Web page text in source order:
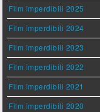
Film imperdibili 2025
Film imperdibili 2024
Film imperdibili 2023
Film imperdibili 2022
Film imperdibili 2021
Film imperdibili 2020